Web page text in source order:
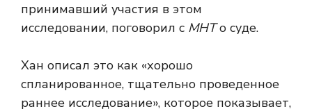
принимавший участия в этом
исследовании, поговорил с МНТо суде.
Хан описал это как «хорошо
спланированное, тщательно проведенное
раннее исследование», которое показывает,